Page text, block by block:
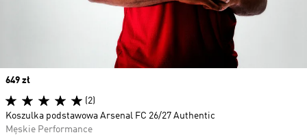
Price
649 zł
(2)
Koszulka podstawowa Arsenal FC 26/27 Authentic
Męskie Performance